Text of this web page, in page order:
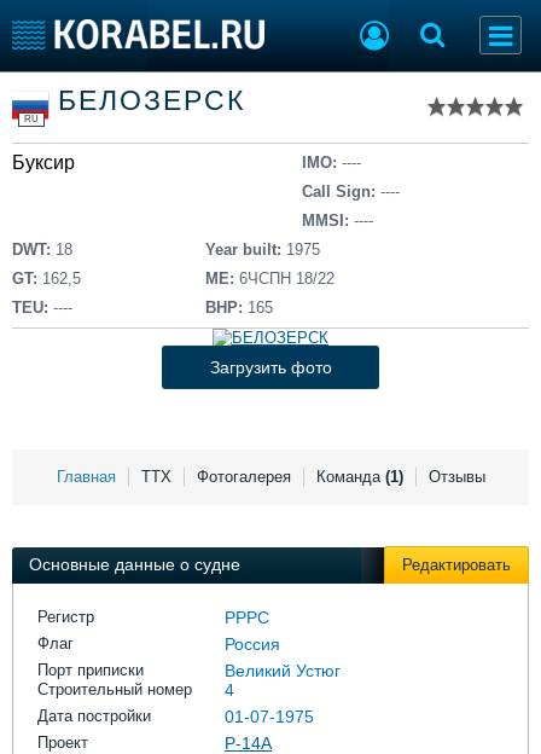
Тип судна
Добавить судно
Добавить проект
Последние 100
Пульс
Новости
Компании
Репутация
Торговая площадка
Доска объявлений
Продажа флота
Оборудование
Изделия
Материалы
Услуги
Выставки и семинары
Личности
Словарь
Галерея флота
Форум
RU
БЕЛОЗЕРСК
Буксир IMO: ----
Call Sign: ----
MMSI: ----
DWT: 18
GT: 162,5
TEU: ----
Year built: 1975
ME: 6ЧСПН 18/22
BHP: 165
Загрузить фото
Главная ТТХ Фотогалерея Команда (1) Отзывы
Основные данные о судне Редактировать
Регистр РРРС
Флаг Россия
Порт приписки Великий Устюг
Строительный номер 4
Дата постройки 01-07-1975
Проект Р-14А